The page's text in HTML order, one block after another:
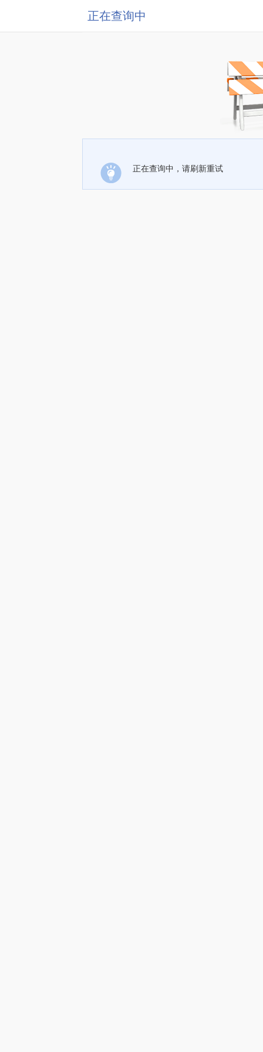
正在查询中
正在查询中，请刷新重试